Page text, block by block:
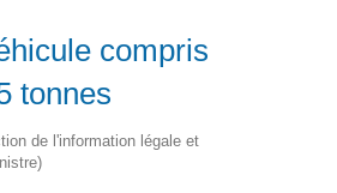
compris
tonnes
de l'information légale et